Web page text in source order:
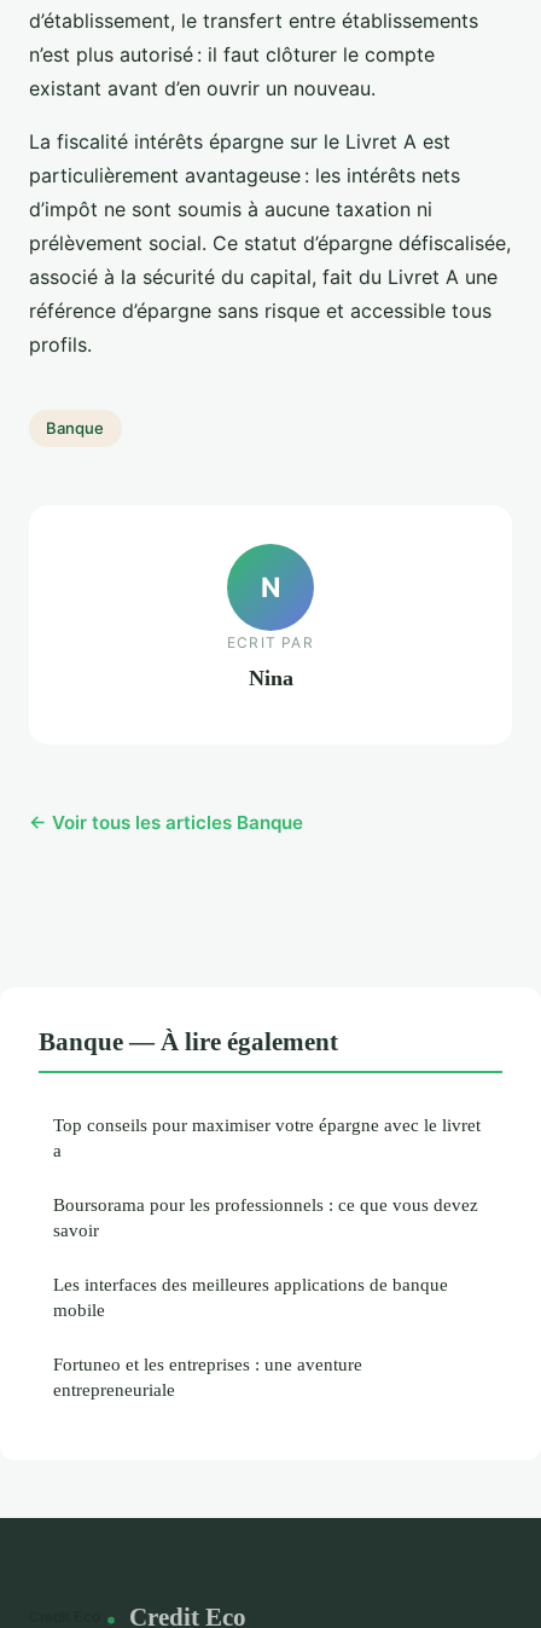
d’établissement, le transfert entre établissements
n’est plus autorisé : il faut clôturer le compte
existant avant d’en ouvrir un nouveau.
La fiscalité intérêts épargne sur le Livret A est
particulièrement avantageuse : les intérêts nets
d’impôt ne sont soumis à aucune taxation ni
prélèvement social. Ce statut d’épargne défiscalisée,
associé à la sécurité du capital, fait du Livret A une
référence d’épargne sans risque et accessible tous
profils.
Banque
N
ECRIT PAR
Nina
← Voir tous les articles Banque
Banque — À lire également
Top conseils pour maximiser votre épargne avec le livret
a
Boursorama pour les professionnels : ce que vous devez
savoir
Les interfaces des meilleures applications de banque
mobile
Fortuneo et les entreprises : une aventure
entrepreneuriale
Credit Eco